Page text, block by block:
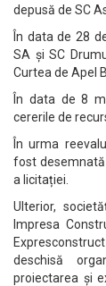
depusă de SC
În data de 28
SA și SC
Curtea de Apel
În data de 8
cererile de
În urma
fost
a licitației.
Ulterior,
Impresa
deschisă
proiectarea și